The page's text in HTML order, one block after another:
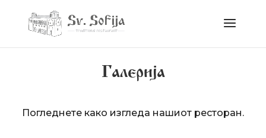
Галериjа
Погледнете како изгледа нашиот ресторан.